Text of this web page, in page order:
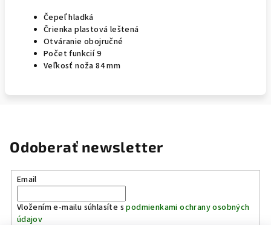
Čepeľ hladká
Črienka plastová leštená
Otváranie obojručné
Počet funkcií 9
Veľkosť noža 84 mm
Odoberať newsletter
Email
Vložením e-mailu súhlasíte spodmienkami ochrany osobných
údajov